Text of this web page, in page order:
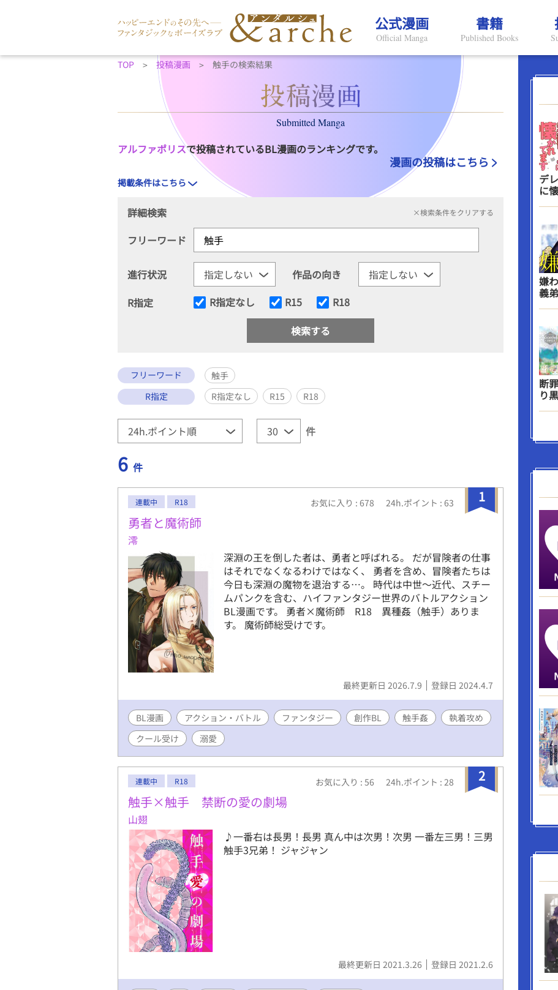
公式漫画
Official Manga
書籍
Published Books
TOP 投稿漫画 触手の検索結果
Submitted Manga
アルファポリスで投稿されているBL漫画のランキングです。
漫画の投稿はこちら
掲載条件はこちら
詳細検索 ×検索条件をクリアする
フリーワード
進行状況
作品の向き
R指定
R指定なし R15 R18
フリーワード
触手
R指定
R指定なし R15 R18
件
6 件
1
連載中 R18 お気に入り : 678 24h.ポイント : 63
勇者と魔術師
澪
深淵の王を倒した者は、勇者と呼ばれる。 だが冒険者の仕事
はそれでなくなるわけではなく、 勇者を含め、冒険者たちは
今日も深淵の魔物を退治する…。 時代は中世～近代、スチー
ムパンクを含む、ハイファンタジー世界のバトルアクション
BL漫画です。 勇者×魔術師 R18 異種姦（触手）ありま
す。 魔術師総受けです。
最終更新日 2026.7.9 登録日 2024.4.7
BL漫画 アクション・バトル ファンタジー 創作BL 触手姦
執着攻め
クール受け
溺愛
2
連載中 R18 お気に入り : 56 24h.ポイント : 28
触手×触手 禁断の愛の劇場
山翅
♪一番右は長男！長男 真ん中は次男！次男 一番左三男！三男
触手3兄弟！ ジャジャン
最終更新日 2021.3.26 登録日 2021.2.6
デ
に
嫌
義
断
り